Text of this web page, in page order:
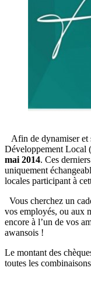
Afin de dynamiser et
Développement Local
mai 2014. Ces
uniquement
locales participant à
Vous cherchez un
vos employés, ou aux
encore à l’un de vos
awansois !
Le montant des
toutes les